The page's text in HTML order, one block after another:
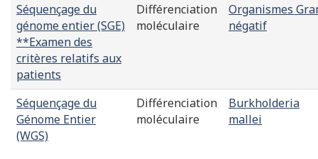
Séquençage du
génome entier (SGE)
**Examen des
critères relatifs aux
patients
Différenciation
moléculaire
Organismes
négatif
Séquençage du
Génome Entier
(WGS)
Différenciation
moléculaire
Burkholderia
mallei